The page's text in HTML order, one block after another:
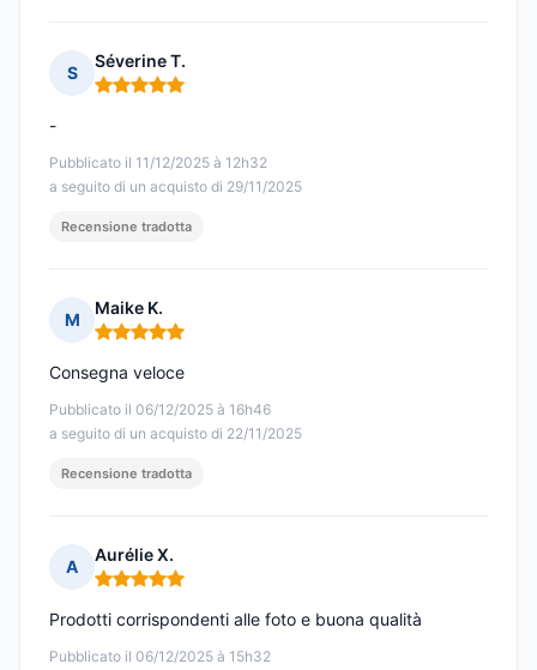
S
Séverine T.
Nota: 5 su 5
Pubblicato il 11/12/2025 à 12h32
a seguito di un acquisto di 29/11/2025
-
Recensione tradotta
M
Maike K.
Nota: 5 su 5
Pubblicato il 06/12/2025 à 16h46
a seguito di un acquisto di 22/11/2025
Consegna veloce
Recensione tradotta
A
Aurélie X.
Nota: 5 su 5
Pubblicato il 06/12/2025 à 15h32
Prodotti corrispondenti alle foto e buona qualità